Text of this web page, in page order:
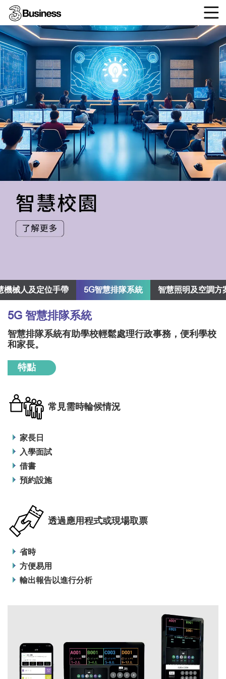
機械人及定位手帶 5G智慧排隊系統 智慧照明及空調方
5G 智慧排隊系統
智慧排隊系統有助學校輕鬆處理行政事務，便利學校
和家長。
特點
常見需時輪候情況
家長日
入學面試
借書
預約設施
透過應用程式或現場取票
省時
方便易用
輸出報告以進行分析